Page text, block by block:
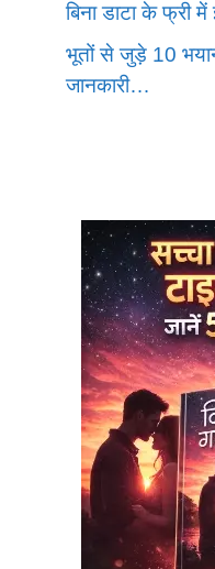
बिना डाटा के फ्री
भूतों से जुड़े 10
जानकारी…